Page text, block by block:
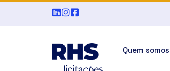
Quem somos